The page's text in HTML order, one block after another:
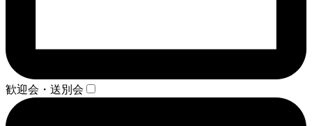
歓迎会・送別会